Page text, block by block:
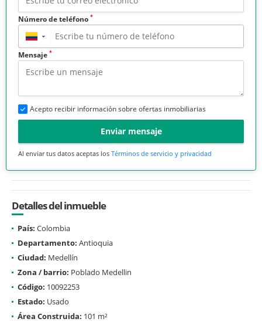
Número de teléfono *
▼
Mensaje *
Acepto recibir información sobre ofertas inmobiliarias
Enviar mensaje
Al enviar tus datos aceptas los Términos de servicio y privacidad
Detalles del inmueble
País: Colombia
Departamento: Antioquia
Ciudad: Medellín
Zona / barrio: Poblado Medellin
Código: 10092253
Estado: Usado
Área Construida: 101 m²